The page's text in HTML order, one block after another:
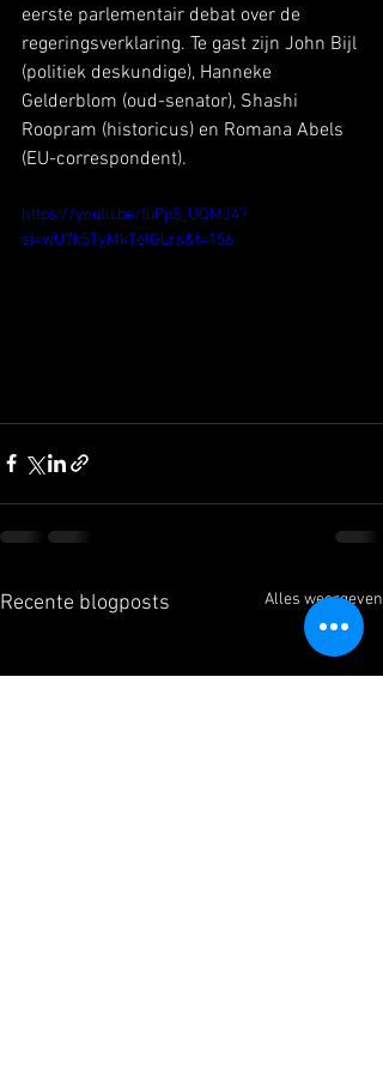
eerste parlementair debat over de
regeringsverklaring. Te gast zijn John Bijl
(politiek deskundige), Hanneke
Gelderblom (oud-senator), Shashi
Roopram (historicus) en Romana Abels
(EU-correspondent).
https://youtu.be/fuPp5_UQMJ4?
si=wU7k5TyMkTelGLrs&t=156
Recente blogposts Alles weergeven